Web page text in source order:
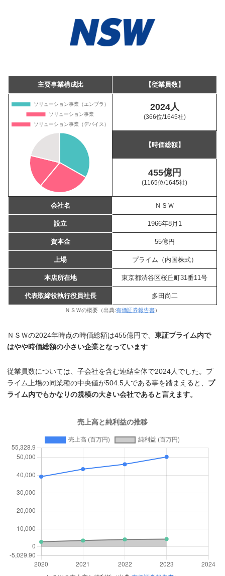
主要事業構成比 【従業員数】
2024人
(366位/1645社)
【時価総額】
455億円
(1165位/1645社)
会社名 ＮＳＷ
設立 1966年8月1
資本金 55億円
上場 プライム（内国株式）
本店所在地 東京都渋谷区桜丘町31番11号
代表取締役執行役員社長 多田尚二
ＮＳＷの概要（出典:有価証券報告書）
ＮＳＷの2024年時点の時価総額は455億円で、東証プライム内で
はやや時価総額の小さい企業となっています
従業員数については、子会社を含む連結全体で2024人でした。プ
ライム上場の同業種の中央値が504.5人である事を踏まえると、 プ
ライム内でもかなりの規模の大きい会社であると言えます。